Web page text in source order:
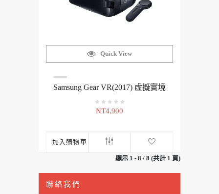
Quick View
Samsung Gear VR(2017) 虛擬實境
NT4,900
加入購物車
顯示 1 - 8 / 8 (共計 1 頁)
聯絡我們